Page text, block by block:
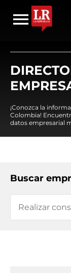
¡Conozca la
Colombia!
datos empresarial
Buscar